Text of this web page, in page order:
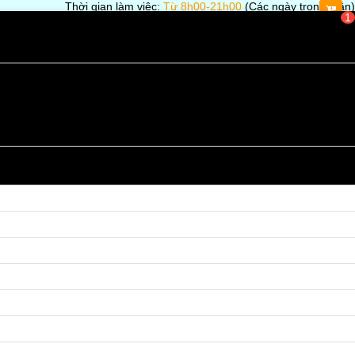
Thời gian làm việc: Từ 8h00-21h00 (Các ngày trong tuần)
1